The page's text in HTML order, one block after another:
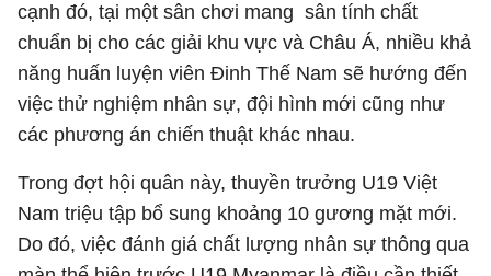
cạnh đó, tại một sân chơi mang sân tính chất
chuẩn bị cho các giải khu vực và Châu Á, nhiều khả
năng huấn luyện viên Đinh Thế Nam sẽ hướng đến
việc thử nghiệm nhân sự, đội hình mới cũng như
các phương án chiến thuật khác nhau.
Trong đợt hội quân này, thuyền trưởng U19 Việt
Nam triệu tập bổ sung khoảng 10 gương mặt mới.
Do đó, việc đánh giá chất lượng nhân sự thông qua